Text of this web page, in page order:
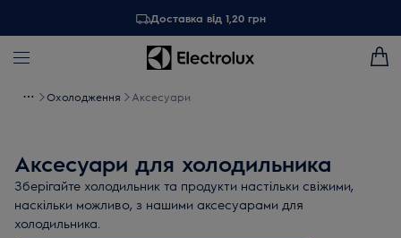
Доставка від 1,20 грн
Охолодження Аксесуари
Аксесуари для холодильника
Зберігайте холодильник та продукти настільки свіжими,
наскільки можливо, з нашими аксесуарами для
холодильника.